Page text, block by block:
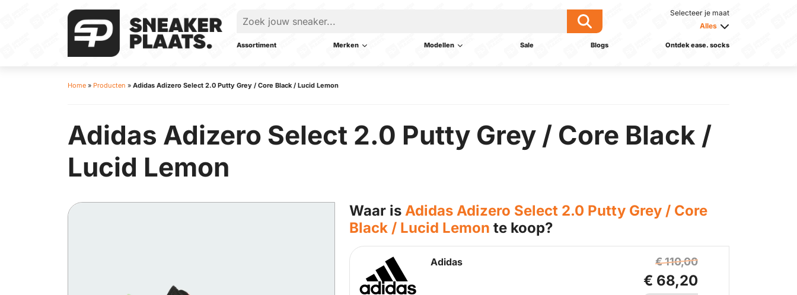
Selecteer je maat
Alles
Assortiment Merken Modellen Sale Blogs Ontdek ease. socks
Home » Producten » Adidas Adizero Select 2.0 Putty Grey / Core Black / Lucid Lemon
Adidas Adizero Select 2.0 Putty Grey / Core Black /
Lucid Lemon
Waar is Adidas Adizero Select 2.0 Putty Grey / Core
Black / Lucid Lemon te koop?
Adidas € 110,00
€ 68,20